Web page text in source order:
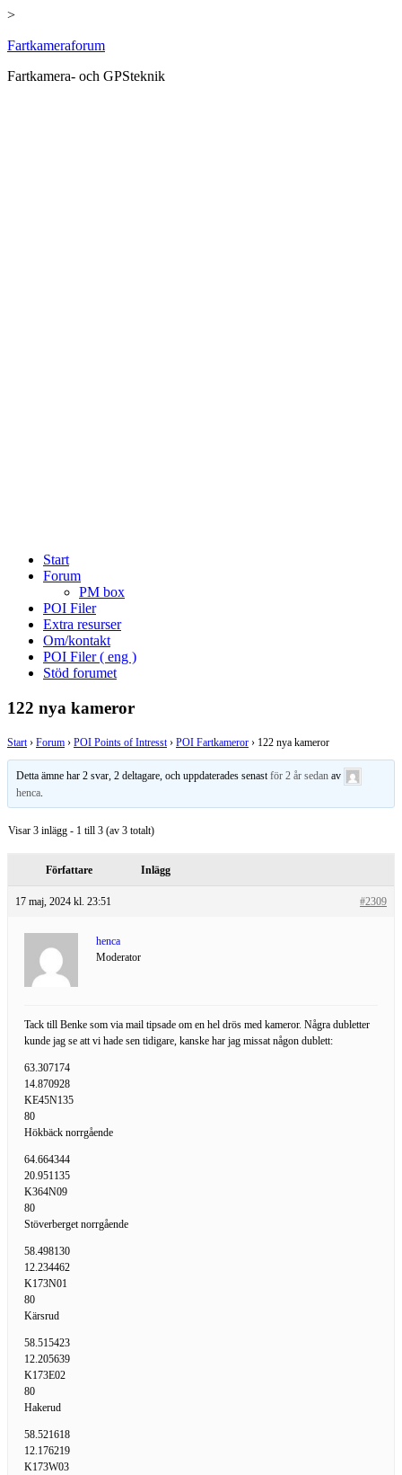
>
Hoppa
innehåll
Fartkameraforum
Fartkamera- och GPSteknik
Start
Forum
PM box
POI Filer
Extra resurser
Om/kontakt
POI Filer ( eng )
Stöd forumet
122 nya kameror
Start › Forum › POI Points of Intresst › POI Fartkameror › 122 nya kameror
Detta ämne har 2 svar, 2 deltagare, och uppdaterades senastför 2 år sedan av
henca.
Visar 3 inlägg - 1 till 3 (av 3 totalt)
Författare Inlägg
17 maj, 2024 kl. 23:51 #2309
henca
Moderator
Tack till Benke som via mail tipsade om en hel drös med kameror. Några dubletter
kunde jag se att vi hade sen tidigare, kanske har jag missat någon dublett:
63.307174
14.870928
KE45N135
80
Hökbäck norrgående
64.664344
20.951135
K364N09
80
Stöverberget norrgående
58.498130
12.234462
K173N01
80
Kärsrud
58.515423
12.205639
K173E02
80
Hakerud
58.521618
12.176219
K173W03